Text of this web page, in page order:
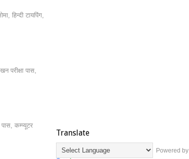
हिन्दी टायपिंग,
परीक्षा पास,
पास, कम्प्यूटर
Translate
Powered by